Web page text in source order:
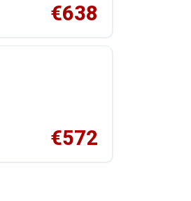
€638
€572